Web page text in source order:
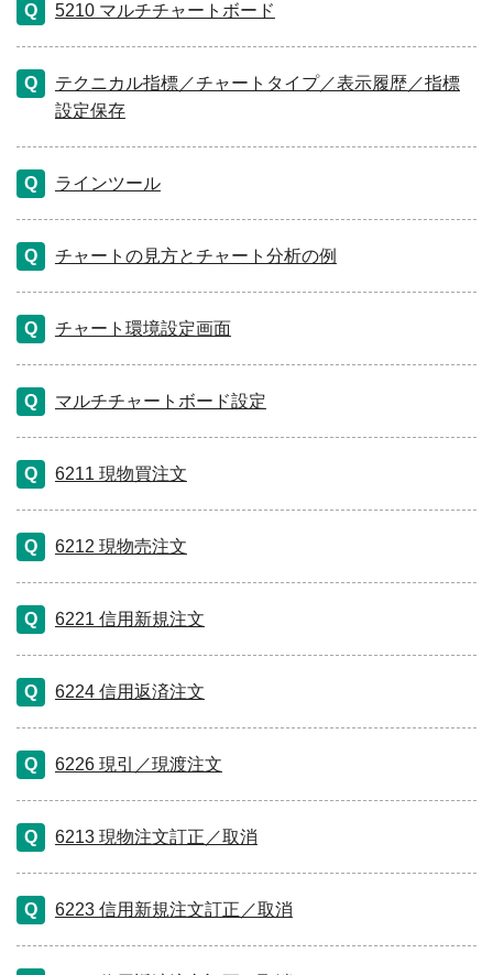
5210 マルチチャートボード
テクニカル指標／チャートタイプ／表示履歴／指標
設定保存
ラインツール
チャートの見方とチャート分析の例
チャート環境設定画面
マルチチャートボード設定
6211 現物買注文
6212 現物売注文
6221 信用新規注文
6224 信用返済注文
6226 現引／現渡注文
6213 現物注文訂正／取消
6223 信用新規注文訂正／取消